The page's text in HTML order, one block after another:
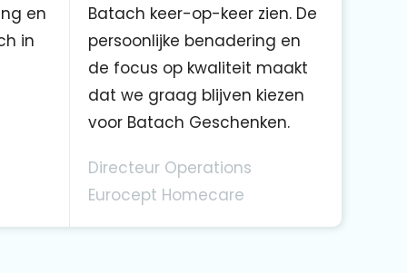
en
in
Batach keer-op-keer zien. De
persoonlijke benadering en
de focus op kwaliteit maakt
dat we graag blijven kiezen
voor Batach Geschenken.
Directeur Operations
Eurocept Homecare